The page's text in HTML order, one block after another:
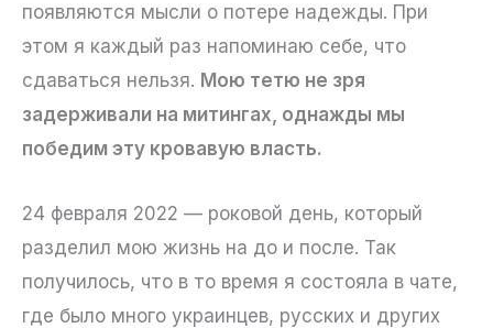
появляются мысли о потере надежды. При
этом я каждый раз напоминаю себе, что
сдаваться нельзя. Мою тетю не зря
задерживали на митингах, однажды мы
победим эту кровавую власть.
24 февраля 2022 — роковой день, который
разделил мою жизнь на до и после. Так
получилось, что в то время я состояла в чате,
где было много украинцев, русских и других